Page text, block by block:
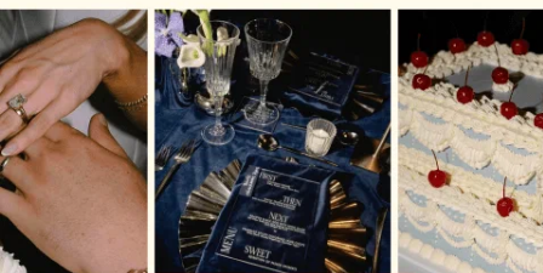
независимо от того, отправляются они внутренним
или международным рейсом.